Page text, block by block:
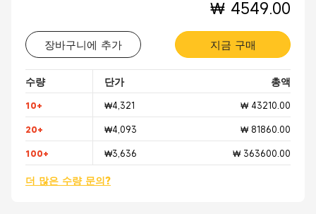
₩ 4549.00
장바구니에 추가 지금 구매
수량 단가 총액
10+ ₩4,321 ₩ 43210.00
20+ ₩4,093 ₩ 81860.00
100+ ₩3,636 ₩ 363600.00
더 많은 수량 문의?